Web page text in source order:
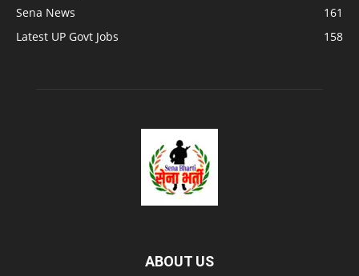
Sena News
161
Latest UP Govt Jobs
158
ABOUT US